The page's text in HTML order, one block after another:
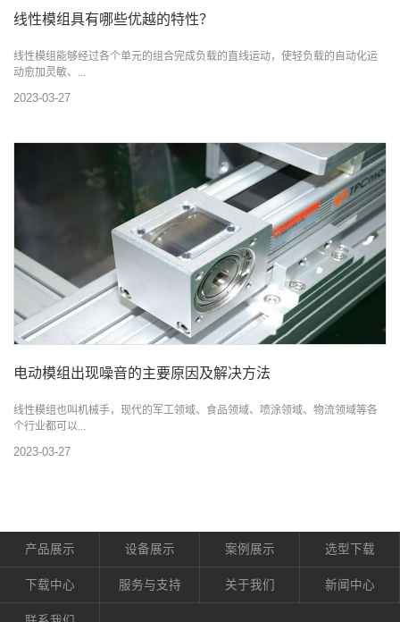
线性模组具有哪些优越的特性？
线性模组能够经过各个单元的组合完成负载的直线运动，使轻负载的自动化运
动愈加灵敏、...
2023-03-27
电动模组出现噪音的主要原因及解决方法
线性模组也叫机械手，现代的军工领域、食品领域、喷涂领域、物流领域等各
个行业都可以...
2023-03-27
产品展示 设备展示 案例展示 选型下载
下载中心 服务与支持 关于我们 新闻中心